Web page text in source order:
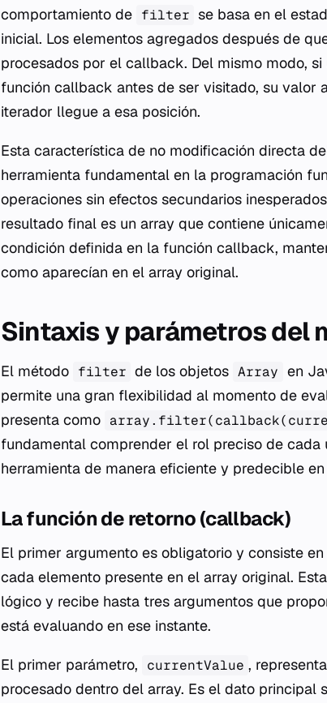
comportamiento de filter se basa en el
inicial. Los elementos agregados después de
procesados por el callback. Del mismo modo,
función callback antes de ser visitado, su valor
iterador llegue a esa posición.
Esta característica de no modificación directa
herramienta fundamental en la programación
operaciones sin efectos secundarios
resultado final es un array que contiene
condición definida en la función callback,
como aparecían en el array original.
Sintaxis y parámetros del
El método filter de los objetos Array en
permite una gran flexibilidad al momento de
presenta como
fundamental comprender el rol preciso de
herramienta de manera eficiente y predecible
La función de retorno (callback)
El primer argumento es obligatorio y consiste
cada elemento presente en el array original.
lógico y recibe hasta tres argumentos que
está evaluando en ese instante.
El primer parámetro, currentValue ,
procesado dentro del array. Es el dato